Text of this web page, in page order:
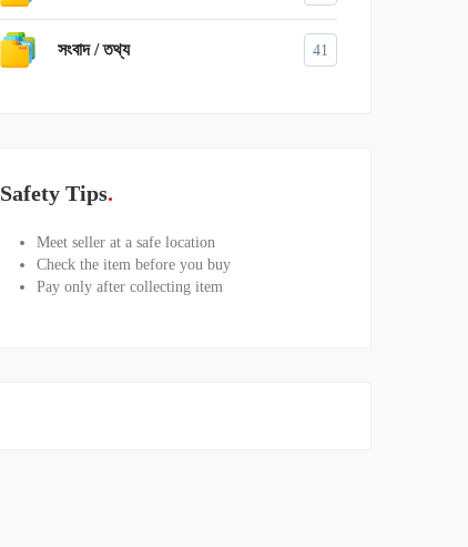
সংবাদ / তথ্য 41
Safety Tips
Meet seller at a safe location
Check the item before you buy
Pay only after collecting item